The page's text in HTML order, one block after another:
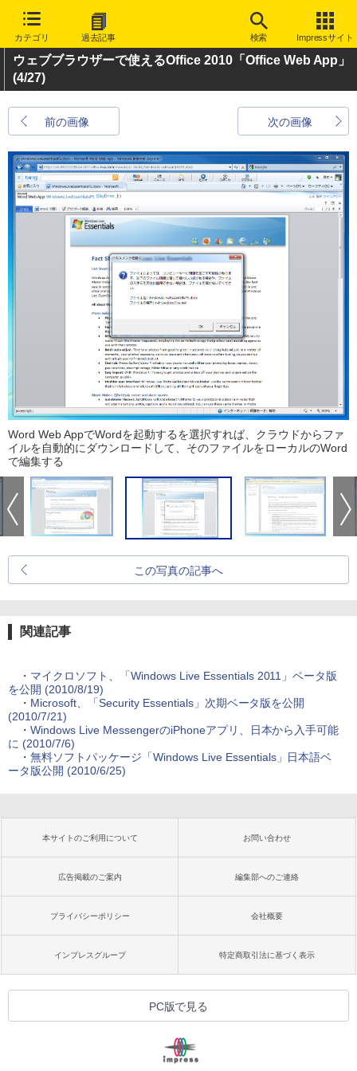
カテゴリ 過去記事 検索 Impressサイト
ウェブブラウザーで使えるOffice 2010「Office Web App」
(4/27)
前の画像 次の画像
Word Web AppでWordを起動するを選択すれば、クラウドからファ
イルを自動的にダウンロードして、そのファイルをローカルのWord
で編集する
この写真の記事へ
関連記事
・ マイクロソフト、「Windows Live Essentials 2011」ベータ版
を公開 (2010/8/19)
・ Microsoft、「Security Essentials」次期ベータ版を公開
(2010/7/21)
・ Windows Live MessengerのiPhoneアプリ、日本から入手可能
に (2010/7/6)
・ 無料ソフトパッケージ「Windows Live Essentials」日本語ベ
ータ版公開 (2010/6/25)
本サイトのご利用について お問い合わせ
広告掲載のご案内 編集部へのご連絡
プライバシーポリシー 会社概要
インプレスグループ 特定商取引法に基づく表示
PC版で見る